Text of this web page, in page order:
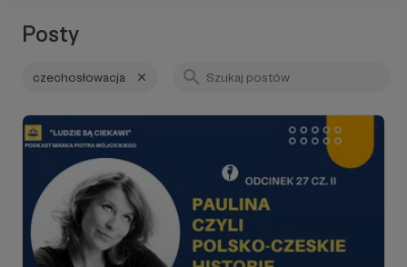
Posty
czechosłowacja